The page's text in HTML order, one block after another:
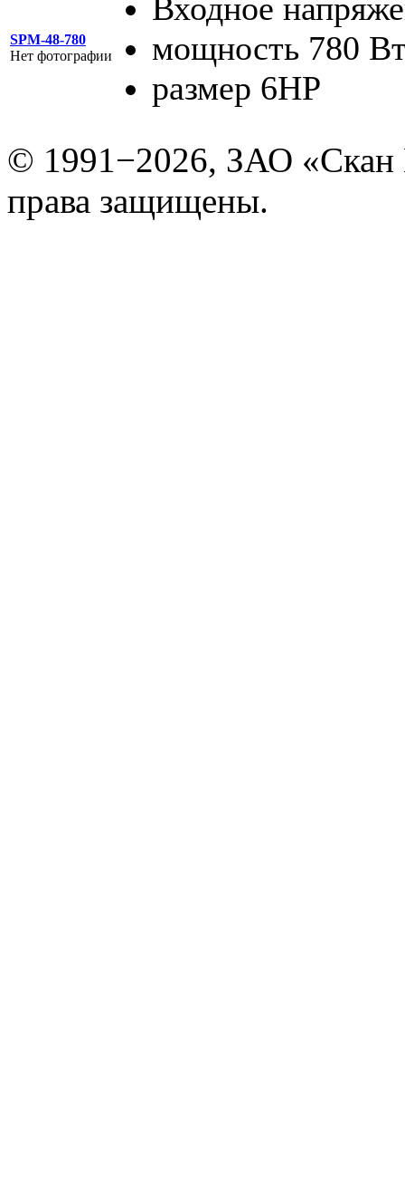
SPM-48-780
Нет фотографии
Входное
мощность 780
размер 6HP
© 1991−2026, ЗАО «Скан
права защищены.